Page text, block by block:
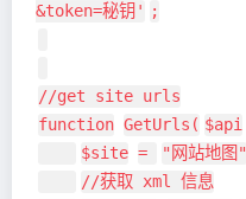
&token=秘钥'
;
//get site urls
function GetUrls( $api
$site = "网站地图"
//获取 xml 信息